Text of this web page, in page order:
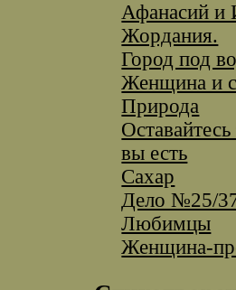
Афанасий и
Жордания.
Город под
Женщина и
Природа
вы есть
Сахар
Дело №25/
Любимцы
Женщина-